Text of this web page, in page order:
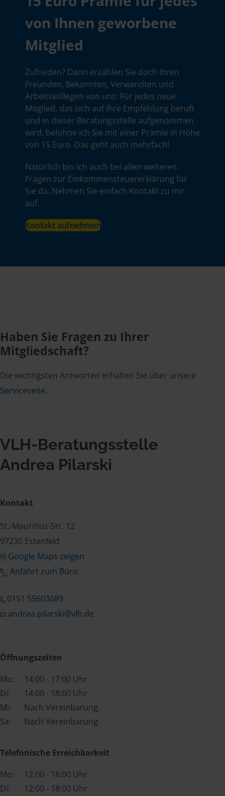
von Ihnen geworbene
Mitglied
Zufrieden? Dann erzählen Sie doch Ihren
Freunden, Bekannten, Verwandten und
Arbeitskollegen von uns: Für jedes neue
Mitglied, das sich auf Ihre Empfehlung beruft
und in dieser Beratungsstelle aufgenommen
wird, belohne ich Sie mit einer Prämie in Höhe
von 15 Euro. Das geht auch mehrfach!
Natürlich bin ich auch bei allen weiteren
Fragen zur Einkommensteuererklärung für
Sie da. Nehmen Sie einfach Kontakt zu mir
auf.
Kontakt aufnehmen
Haben Sie Fragen zu Ihrer
Mitgliedschaft?
Die wichtigsten Antworten erhalten Sie über unsere
Serviceseite.
VLH-Beratungsstelle
Andrea Pilarski
Kontakt
St.-Mauritius-Str. 12
97230 Estenfeld
Google Maps zeigen
Anfahrt zum Büro
0151 55603689
andrea.pilarski@vlh.de
Öffnungszeiten
Mo:
14:00 - 17:00 Uhr
Di:
14:00 - 18:00 Uhr
Mi:
Nach Vereinbarung
Sa:
Nach Vereinbarung
Telefonische Erreichbarkeit
Mo:
12:00 - 18:00 Uhr
Di:
12:00 - 18:00 Uhr